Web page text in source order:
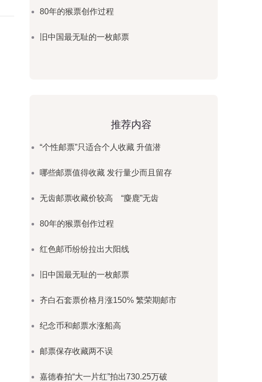
80年的猴票创作过程
旧中国最无耻的一枚邮票
推荐内容
“个性邮票”只适合个人收藏 升值潜
哪些邮票值得收藏 发行量少而且留存
无齿邮票收藏价较高 “麋鹿”无齿
80年的猴票创作过程
红色邮币纷纷拉出大阳线
旧中国最无耻的一枚邮票
齐白石套票价格月涨150% 繁荣期邮市
纪念币和邮票水涨船高
邮票保存收藏两不误
嘉德春拍“大一片红”拍出730.25万破